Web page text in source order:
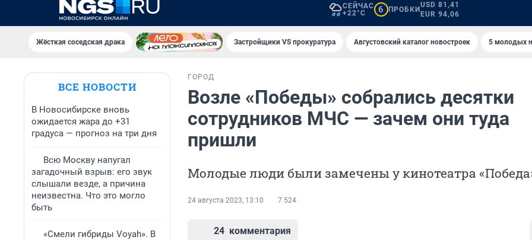
СЕЙЧАС
+22°C
6 ПРОБКИ
USD 81,41
EUR 94,06
Жёсткая соседская драка Застройщики VS прокуратура Августовский каталог новостроек 5 молодых
ВСЕ НОВОСТИ
В Новосибирске вновь
ожидается жара до +31
градуса — прогноз на три дня
Всю Москву напугал
загадочный взрыв: его звук
слышали везде, а причина
неизвестна. Что это могло
быть
«Смели гибриды Voyah». В
ГОРОД
Возле «Победы» собрались десятки
сотрудников МЧС — зачем они туда
пришли
Молодые люди были замечены у кинотеатра
24 августа 2023, 13:10 7 524
24 комментария